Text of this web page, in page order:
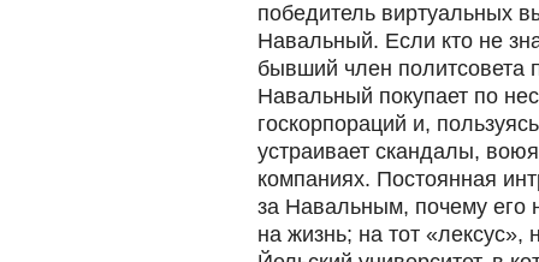
победитель виртуальных
Навальный. Если кто не
бывший член политсовета
Навальный покупает по
госкорпораций и,
устраивает скандалы,
компаниях. Постоянная
за Навальным, почему его
на жизнь; на тот «лексус»,